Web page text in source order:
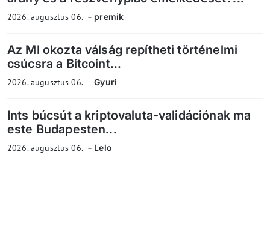
2026. augusztus 06. premik
Az MI okozta válság repítheti történelmi
csúcsra a Bitcoint...
2026. augusztus 06. Gyuri
Ints búcsút a kriptovaluta-validációnak ma
este Budapesten...
2026. augusztus 06. Lelo